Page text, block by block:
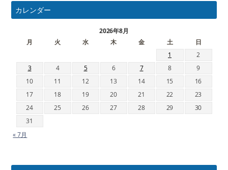
カレンダー
2026年8月
月
火 水 木 金 土
日
1
2
3
4 5 6 7 8
9
10
11 12 13 14 15
16
17
18 19 20 21 22
23
24
25 26 27 28 29
30
31
« 7月